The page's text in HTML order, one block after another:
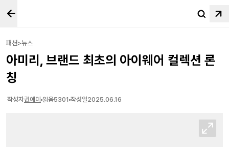
패션>뉴스
아미리, 브랜드 최초의 아이웨어 컬렉션 론
칭
작성자권예미 읽음5301 작성일2025.06.16